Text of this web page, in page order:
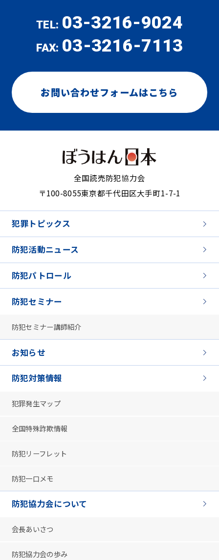
TEL: 03-3216-9024
FAX: 03-3216-7113
お問い合わせフォームはこちら
全国読売防犯協力会
〒100-8055東京都千代田区大手町1-7-1
犯罪トピックス
防犯活動ニュース
防犯パトロール
防犯セミナー
防犯セミナー講師紹介
お知らせ
防犯対策情報
犯罪発生マップ
全国特殊詐欺情報
防犯リーフレット
防犯一口メモ
防犯協力会について
会長あいさつ
防犯協力会の歩み